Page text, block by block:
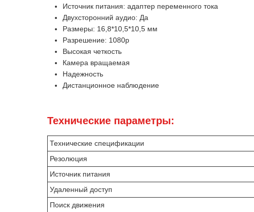
Источник питания: адаптер переменного тока
Двухсторонний аудио: Да
Размеры: 16,8*10,5*10,5 мм
Разрешение: 1080p
Высокая четкость
Камера вращаемая
Надежность
Дистанционное наблюдение
Технические параметры:
Технические спецификации
Резолюция
Источник питания
Удаленный доступ
Поиск движения